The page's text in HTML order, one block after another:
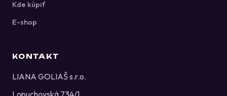
Kde kúpiť
E-shop
KONTAKT
LIANA GOLIAŠ s.r.o.
Lopuchovská 734/1